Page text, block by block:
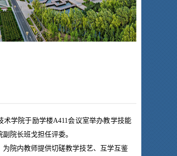
术学院于励学楼A411会议室举办教学技能
院长班戈担任评委。
院内教师提供切磋教学技艺、互学互鉴